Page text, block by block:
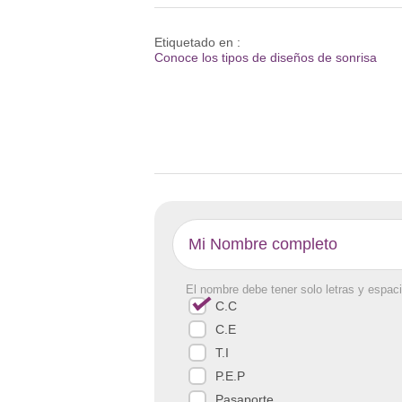
Etiquetado en :
Conoce los tipos de diseños de sonrisa
El nombre debe tener solo letras y
C.C
C.E
T.I
P.E.P